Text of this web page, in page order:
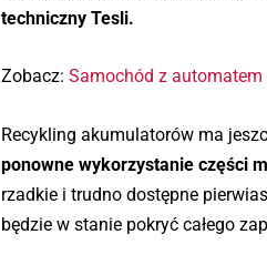
techniczny Tesli.
Zobacz:Samochód z automatem
Recykling akumulatorów ma
ponowne wykorzystanie części
rzadkie i trudno dostępne
będzie w stanie pokryć całego